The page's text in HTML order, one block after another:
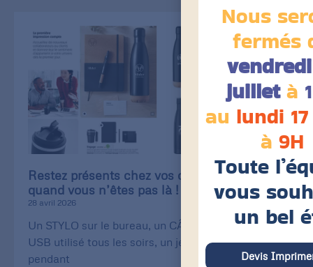
Restez présents chez vos clients, même
quand vous n’êtes pas là !
28 avril 2026
Un STYLO sur le bureau, un CÂBLE de recharge
USB utilisé tous les soirs, un jeu de CARTE utilisé
pendant
Nous
fermés
juilletà
au lundi
à 9H
Toute
vous
un bel
Devis